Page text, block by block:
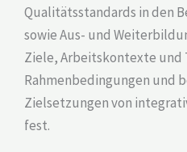
Qualitätsstandards in den
sowie Aus- und
Ziele, Arbeitskontexte
Rahmenbedingungen und
Zielsetzungen von
fest.